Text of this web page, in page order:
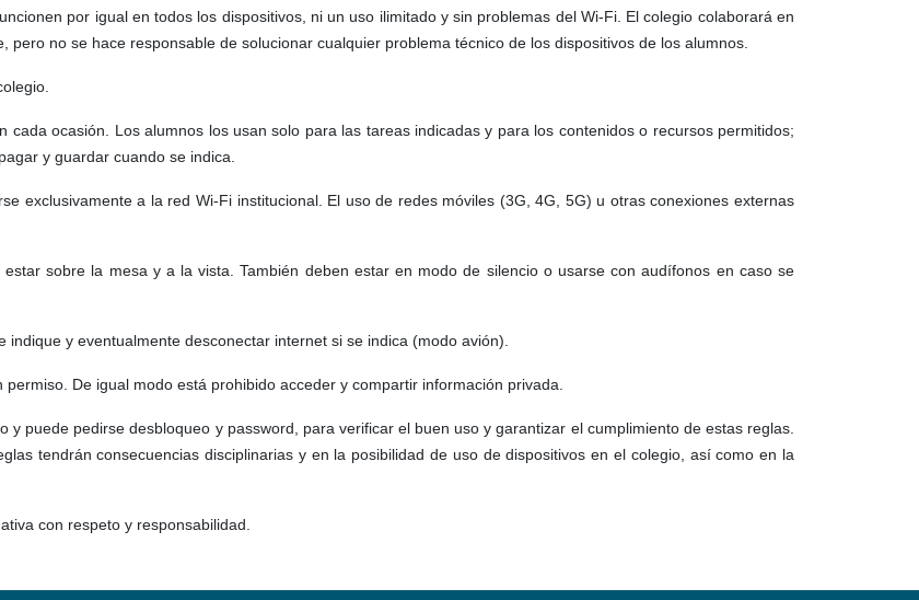
por igual en todos los dispositivos, ni un uso ilimitado y sin problemas del Wi-Fi. El colegio colaborará en
no se hace responsable de solucionar cualquier problema técnico de los dispositivos de los alumnos.
ocasión. Los alumnos los usan solo para las tareas indicadas y para los contenidos o recursos permitidos;
y guardar cuando se indica.
exclusivamente a la red Wi-Fi institucional. El uso de redes móviles (3G, 4G, 5G) u otras conexiones externas
sobre la mesa y a la vista. También deben estar en modo de silencio o usarse con audífonos en caso se
y eventualmente desconectar internet si se indica (modo avión).
De igual modo está prohibido acceder y compartir información privada.
y puede pedirse desbloqueo y password, para verificar el buen uso y garantizar el cumplimiento de estas reglas.
tendrán consecuencias disciplinarias y en la posibilidad de uso de dispositivos en el colegio, así como en la
con respeto y responsabilidad.